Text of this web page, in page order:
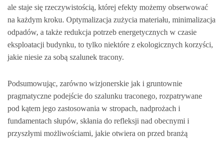
ale staje się rzeczywistością, której efekty możemy obserwować
na każdym kroku. Optymalizacja zużycia materiału, minimalizacja
odpadów, a także redukcja potrzeb energetycznych w czasie
eksploatacji budynku, to tylko niektóre z ekologicznych korzyści,
jakie niesie za sobą szalunek tracony.
Podsumowując, zarówno wizjonerskie jak i gruntownie
pragmatyczne podejście do szalunku traconego, rozpatrywane
pod kątem jego zastosowania w stropach, nadprożach i
fundamentach słupów, skłania do refleksji nad obecnymi i
przyszłymi możliwościami, jakie otwiera on przed branżą